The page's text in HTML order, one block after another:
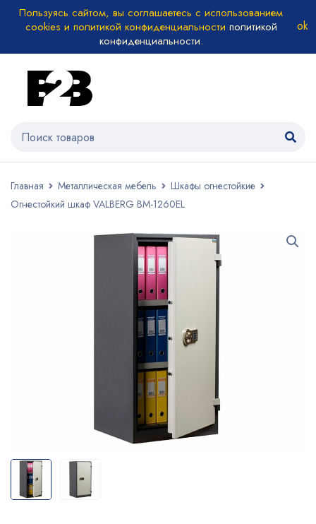
Пользуясь сайтом, вы соглашаетесь с использованием
cookies и политикой конфиденциальности политикой
конфиденциальности.
Главная Металлическая мебель
Шкафы огнестойкие
Огнестойкий шкаф VALBERG BM-1260EL